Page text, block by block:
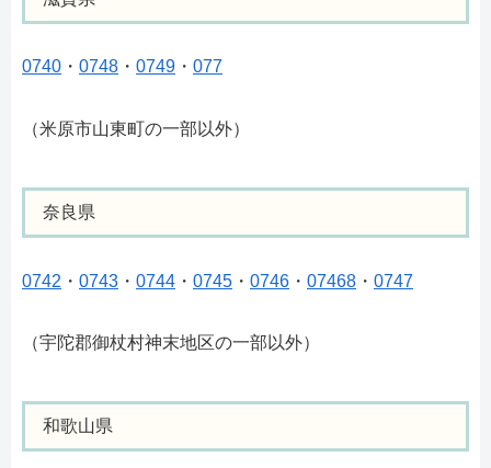
0740 ・ 0748 ・ 0749 ・ 077
（米原市山東町の一部以外）
奈良県
0742 ・ 0743 ・ 0744 ・ 0745 ・ 0746 ・ 07468 ・ 0747
（宇陀郡御杖村神末地区の一部以外）
和歌山県